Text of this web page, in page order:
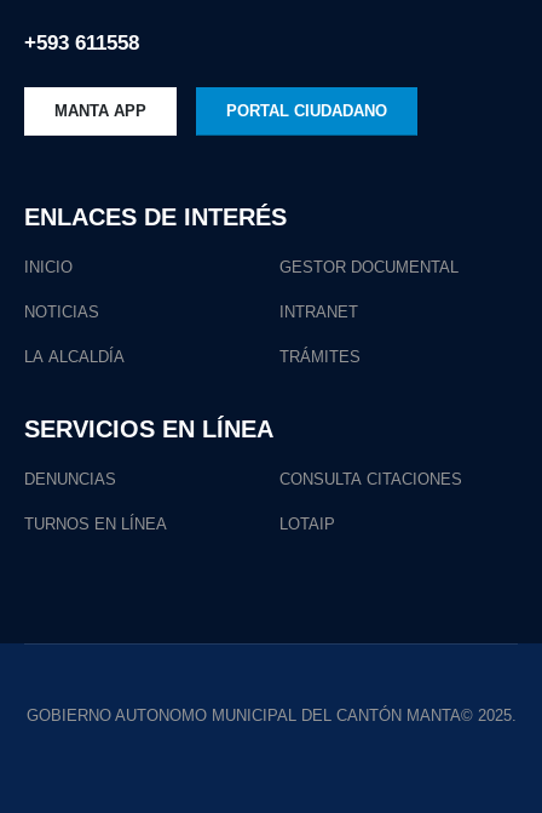
+593 611558
MANTA APP PORTAL CIUDADANO
ENLACES DE INTERÉS
INICIO
NOTICIAS
LA ALCALDÍA
GESTOR DOCUMENTAL
INTRANET
TRÁMITES
SERVICIOS EN LÍNEA
DENUNCIAS
TURNOS EN LÍNEA
CONSULTA CITACIONES
LOTAIP
GOBIERNO AUTONOMO MUNICIPAL DEL CANTÓN MANTA© 2025.